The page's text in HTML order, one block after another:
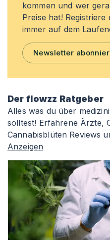
kommen und wer
Preise hat!
immer auf dem
Newsletter
Der flowzz Ratgeber
Alles was du über
solltest! Erfahrene Ärzte,
Cannabisblüten Reviews
Anzeigen